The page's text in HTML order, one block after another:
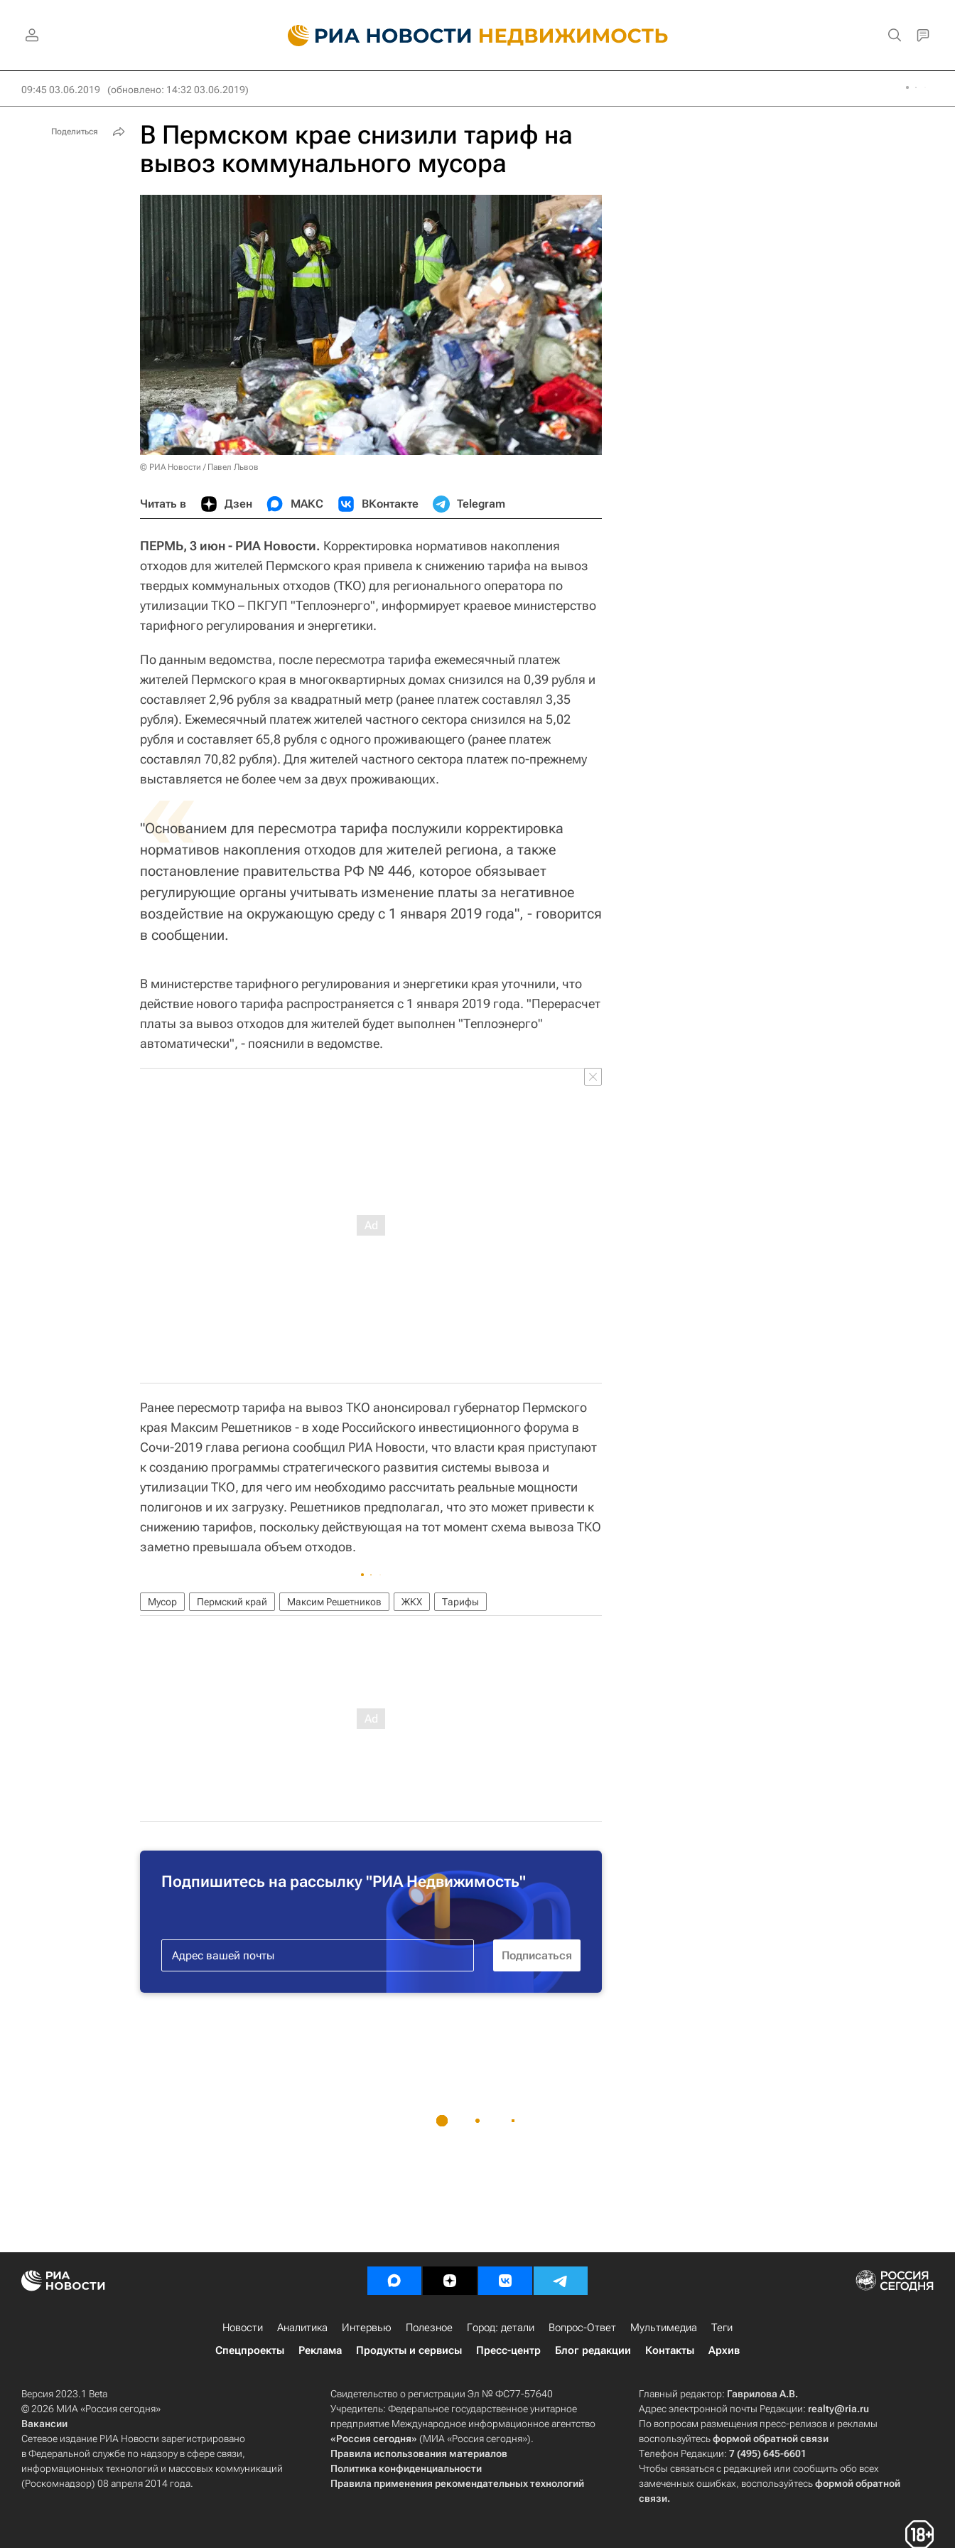
09:45 03.06.2019 (обновлено: 14:32 03.06.2019)
В Пермском крае снизили тариф на
вывоз коммунального мусора
© РИА Новости / Павел Львов
Читать в Дзен МАКС ВКонтакте Telegram
ПЕРМЬ, 3 июн - РИА Новости. Корректировка нормативов накопления
отходов для жителей Пермского края привела к снижению тарифа на вывоз
твердых коммунальных отходов (ТКО) для регионального оператора по
утилизации ТКО – ПКГУП "Теплоэнерго", информирует краевое министерство
тарифного регулирования и энергетики.
По данным ведомства, после пересмотра тарифа ежемесячный платеж
жителей Пермского края в многоквартирных домах снизился на 0,39 рубля и
составляет 2,96 рубля за квадратный метр (ранее платеж составлял 3,35
рубля). Ежемесячный платеж жителей частного сектора снизился на 5,02
рубля и составляет 65,8 рубля с одного проживающего (ранее платеж
составлял 70,82 рубля). Для жителей частного сектора платеж по-прежнему
выставляется не более чем за двух проживающих.
«
"Основанием для пересмотра тарифа послужили корректировка
нормативов накопления отходов для жителей региона, а также
постановление правительства РФ № 446, которое обязывает
регулирующие органы учитывать изменение платы за негативное
воздействие на окружающую среду с 1 января 2019 года", - говорится
в сообщении.
В министерстве тарифного регулирования и энергетики края уточнили, что
действие нового тарифа распространяется с 1 января 2019 года. "Перерасчет
платы за вывоз отходов для жителей будет выполнен "Теплоэнерго"
автоматически", - пояснили в ведомстве.
Ранее пересмотр тарифа на вывоз ТКО анонсировал губернатор Пермского
края Максим Решетников - в ходе Российского инвестиционного форума в
Сочи-2019 глава региона сообщил РИА Новости, что власти края приступают
к созданию программы стратегического развития системы вывоза и
утилизации ТКО, для чего им необходимо рассчитать реальные мощности
полигонов и их загрузку. Решетников предполагал, что это может привести к
снижению тарифов, поскольку действующая на тот момент схема вывоза ТКО
заметно превышала объем отходов.
Мусор Пермский край Максим Решетников ЖКХ Тарифы
Подпишитесь на рассылку "РИА Недвижимость"
Поделиться
Новости Аналитика Интервью Полезное Город: детали Вопрос-Ответ Мультимедиа
Теги
Спецпроекты
Реклама Продукты и сервисы Пресс-центр Блог редакции Контакты Архив
Версия 2023.1 Beta
© 2026 МИА «Россия сегодня»
Вакансии
Сетевое издание РИА Новости зарегистрировано
в Федеральной службе по надзору в сфере связи,
информационных технологий и массовых коммуникаций
(Роскомнадзор) 08 апреля 2014 года.
Свидетельство о регистрации Эл № ФС77-57640
Учредитель: Федеральное государственное унитарное
предприятие Международное информационное агентство
«Россия сегодня» (МИА «Россия сегодня»).
Правила использования материалов
Политика конфиденциальности
Правила применения рекомендательных технологий
Главный редактор: Гаврилова А.В.
Адрес электронной почты Редакции: realty@ria.ru
По вопросам размещения пресс-релизов и рекламы
воспользуйтесьформой обратной связи
Телефон Редакции:7 (495) 645-6601
Чтобы связаться с редакцией или сообщить обо всех
замеченных ошибках, воспользуйтесьформой обратной
связи.